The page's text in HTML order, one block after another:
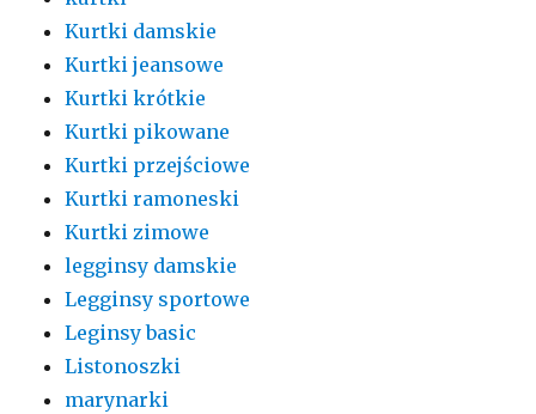
Kurtki damskie
Kurtki jeansowe
Kurtki krótkie
Kurtki pikowane
Kurtki przejściowe
Kurtki ramoneski
Kurtki zimowe
legginsy damskie
Legginsy sportowe
Leginsy basic
Listonoszki
marynarki